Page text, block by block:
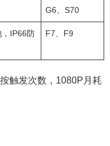
G6、S70
IP66防
F7、F9
触发次数，1080P月耗